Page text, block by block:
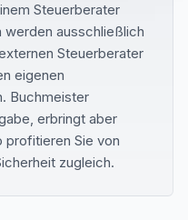
Steuerberater
werden ausschließlich
Steuerberater
eigenen
Buchmeister
erbringt aber
profitieren Sie von
zugleich.